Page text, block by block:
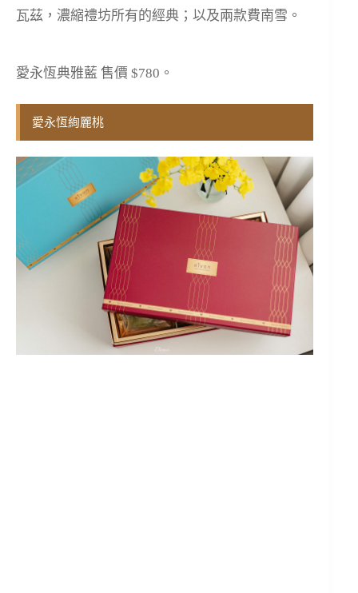
瓦茲，濃縮禮坊所有的經典；以及兩款費南雪。
愛永恆典雅藍 售價 $780。
愛永恆絢麗桃